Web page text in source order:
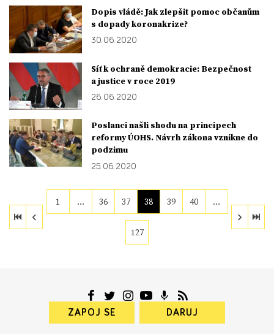
Dopis vládě: Jak zlepšit pomoc občanům
s dopady koronakrize?
30. 06. 2020
Síť k ochraně demokracie: Bezpečnost
a justice v roce 2019
26. 06. 2020
Poslanci našli shodu na principech
reformy ÚOHS. Návrh zákona vznikne do
podzimu
25. 06. 2020
1 … 36 37 38 39 40 …
127
ZAPOJ SE DARUJ